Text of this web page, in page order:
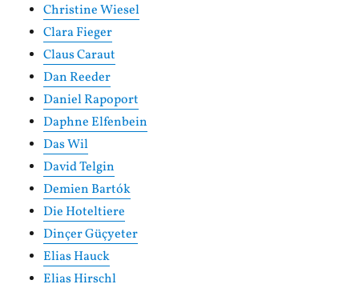
Christine Wiesel
Clara Fieger
Claus Caraut
Dan Reeder
Daniel Rapoport
Daphne Elfenbein
Das Wil
David Telgin
Demien Bartók
Die Hoteltiere
Dinçer Güçyeter
Elias Hauck
Elias Hirschl